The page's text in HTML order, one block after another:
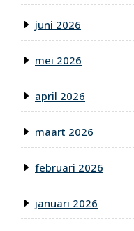
juni 2026
mei 2026
april 2026
maart 2026
februari 2026
januari 2026